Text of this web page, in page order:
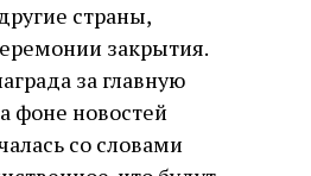
страны,
закрытия.
за главную
фоне новостей
со словами